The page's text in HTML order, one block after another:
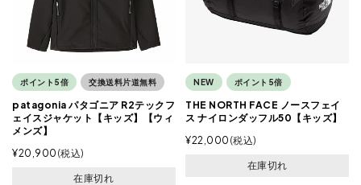
ポイント5倍 交換送料片道無料
patagonia パタゴニア R2テックフ
ェイスジャケット【キッズ】【ウィ
メンズ】
¥20,900 税込
在庫切れ
NEW ポイント5倍
THE NORTH FACE ノースフェイ
ス ナイロンダッフル50【キッズ】
¥22,000 税込
在庫切れ